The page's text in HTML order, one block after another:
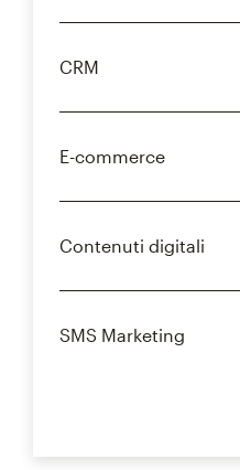
CRM
E-commerce
Contenuti digitali
SMS Marketing